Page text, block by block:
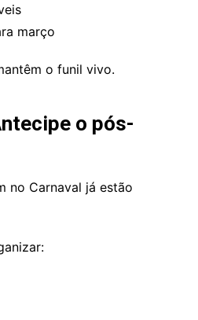
março
o funil vivo.
o pós-
no Carnaval já estão